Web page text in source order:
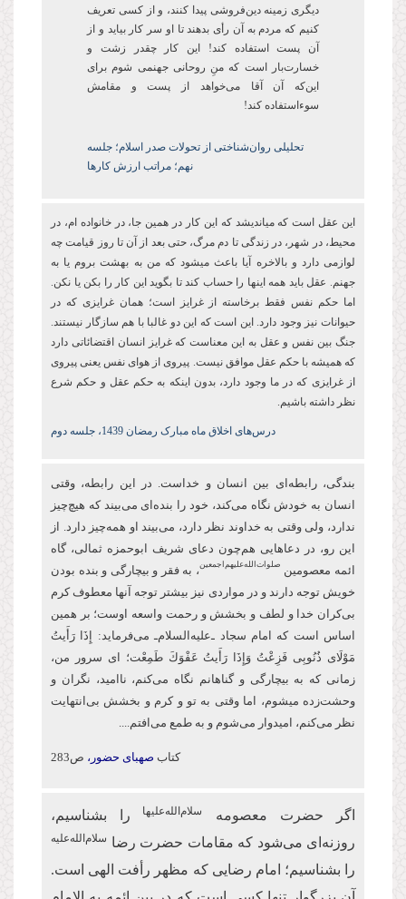
دیگری زمینه دین‌فروشی پیدا کنند، و از کسی تعریف
کنیم که مردم به آن رأی ‌بدهند تا او سر کار بیاید و از
آن پست‌ استفاده کند! این کار چقدر زشت و
خسارتبار است که منِ روحانی جهنمی شوم برای
اینکه آن آقا می‌خواهد از پست و مقامش
سوءاستفاده کند!
تحلیلی روان‌شناختی از تحولات صدر اسلام؛ جلسه
نهم؛ مراتب ارزش کارها
این عقل است که میاندیشد که این کار در همین جا، در خانواده ام، در
محیط، در شهر، در زندگی تا دم مرگ، حتی بعد از آن تا روز قیامت چه
لوازمی دارد و بالاخره آیا باعث میشود که من به بهشت بروم یا به
جهنم. عقل باید همه اینها را حساب کند تا بگوید این کار را بکن یا نکن.
اما حکم نفس فقط برخاسته از غرایز است؛ همان غرایزی که در
حیوانات نیز وجود دارد. این است که این دو غالبا با هم سازگار نیستند.
جنگ بین نفس و عقل به این معناست که غرایز انسان اقتضائاتی دارد
که همیشه با حکم عقل موافق نیست. پیروی از هوای نفس یعنی پیروی
از غرایزی که در ما وجود دارد، بدون اینکه به حکم عقل و حکم شرع
نظر داشته باشیم.
درس‌های اخلاق ماه مبارک رمضان 1439، جلسه دوم
بندگی، رابطه‌ای بین انسان و خداست. در این رابطه، وقتی
انسان به خودش نگاه می‌کند، خود را بنده‌ای می‌بیند که هیچ‌چیز
ندارد، ولی وقتی به خداوند نظر دارد، می‌بیند او همه‌چیز دارد. از
این‌ رو، در دعاهایی هم‌چون دعای شریف ابو‌حمزه ثمالی، گاه
ائمه معصومین صلوات‌‌الله‌‌عليهم‌‌اجمعين ، به فقر و بیچارگی و بنده بودن
خویش توجه دارند و در مواردی نیز بیشتر توجه آنها معطوف كرم
بی‌کران خدا و لطف و بخشش و رحمت واسعه اوست؛ بر همین
اساس است كه امام سجاد ـ‌علیه‌السلام‌ـ می‌فرماید: إِذَا رَأَیتُ
مَوْلَای ذُنُوبِی فَزِعْتُ وَإِذَا رَأَیتُ عَفْوَكَ طَمِعْت؛ ای سرور من،
زمانی که به بیچارگی و گناهانم نگاه می‌کنم، ناامید، نگران و
وحشت‌زده می‏شوم، اما وقتی به تو و كرم و بخشش بی‌انتهایت
نظر می‌کنم، امیدوار ‏می‌شوم و به طمع می‌افتم....
کتاب صهبای حضور، ص283
اگر حضرت معصومه سلام‌الله‌علیها را بشناسیم،
روزنه‌ای می‌شود که مقامات حضرت رضا سلام‌الله‌علیه
را بشناسیم؛ امام رضایی که مظهر رأفت الهی است.